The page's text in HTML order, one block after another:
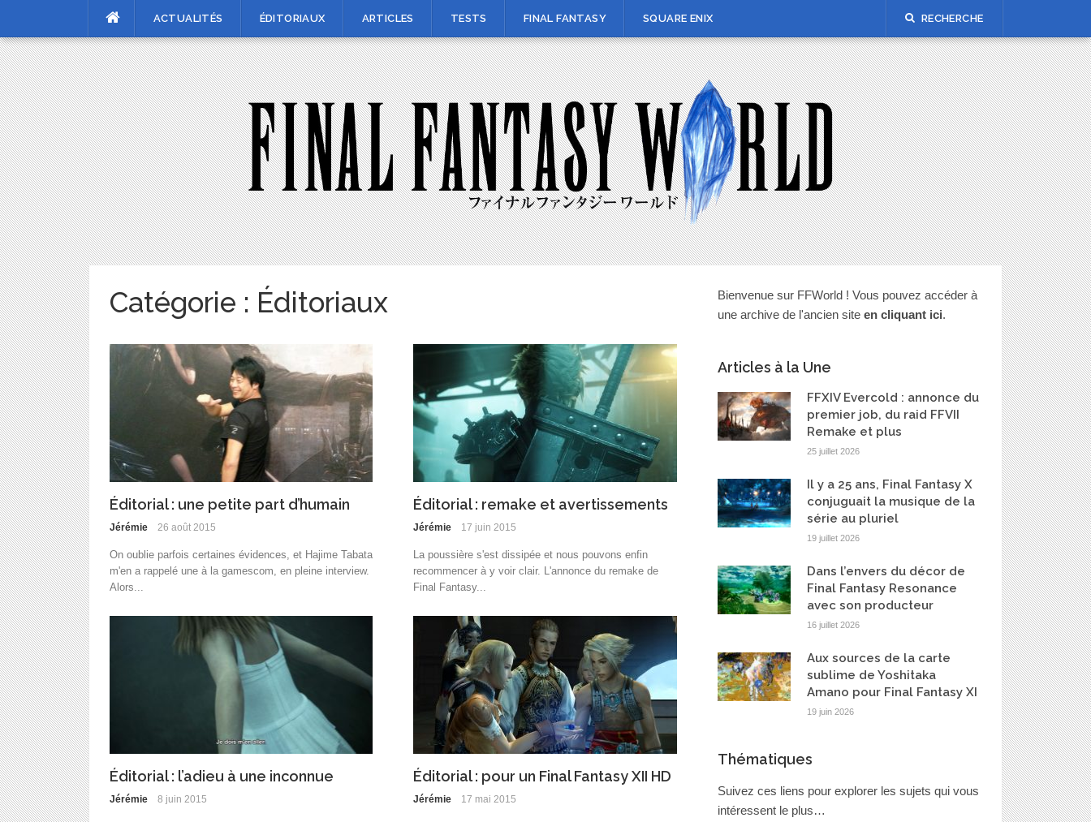
content
ACTUALITÉS ÉDITORIAUX ARTICLES TESTS FINAL FANTASY SQUARE ENIX RECHERCHE
Catégorie : Éditoriaux
Éditorial : une petite part d’humain
Jérémie 26 août 2015
On oublie parfois certaines évidences, et Hajime Tabata
m'en a rappelé une à la gamescom, en pleine interview.
Alors...
Éditorial : remake et avertissements
Jérémie 17 juin 2015
La poussière s'est dissipée et nous pouvons enfin
recommencer à y voir clair. L'annonce du remake de
Final Fantasy...
Éditorial : l’adieu à une inconnue
Jérémie 8 juin 2015
Éditorial : pour un Final Fantasy XII HD
Jérémie 17 mai 2015
Bienvenue sur FFWorld ! Vous pouvez accéder à
une archive de l'ancien site en cliquant ici.
Articles à la Une
FFXIV Evercold : annonce du
premier job, du raid FFVII
Remake et plus
25 juillet 2026
Il y a 25 ans, Final Fantasy X
conjuguait la musique de la
série au pluriel
19 juillet 2026
Dans l’envers du décor de
Final Fantasy Resonance
avec son producteur
16 juillet 2026
Aux sources de la carte
sublime de Yoshitaka
Amano pour Final Fantasy XI
19 juin 2026
Thématiques
Suivez ces liens pour explorer les sujets qui vous
intéressent le plus…